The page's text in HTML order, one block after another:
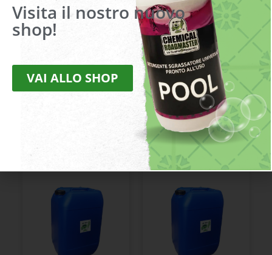
HB 2003
Visita il nostro nuovo
shop!
VAI ALLO SHOP